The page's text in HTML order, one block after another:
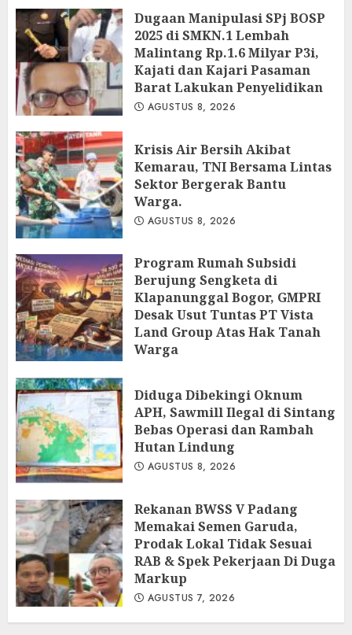
AGUSTUS 9, 2026
Dugaan Manipulasi SPj BOSP
2025 di SMKN.1 Lembah
Malintang Rp.1.6 Milyar P3i,
Kajati dan Kajari Pasaman
Barat Lakukan Penyelidikan
AGUSTUS 8, 2026
Krisis Air Bersih Akibat
Kemarau, TNI Bersama Lintas
Sektor Bergerak Bantu
Warga.
AGUSTUS 8, 2026
Program Rumah Subsidi
Berujung Sengketa di
Klapanunggal Bogor, GMPRI
Desak Usut Tuntas PT Vista
Land Group Atas Hak Tanah
Warga
Diduga Dibekingi Oknum
APH, Sawmill Ilegal di Sintang
Bebas Operasi dan Rambah
Hutan Lindung
AGUSTUS 8, 2026
Rekanan BWSS V Padang
Memakai Semen Garuda,
Prodak Lokal Tidak Sesuai
RAB & Spek Pekerjaan Di Duga
Markup
AGUSTUS 7, 2026